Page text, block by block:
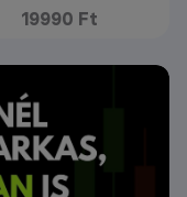
19990 Ft